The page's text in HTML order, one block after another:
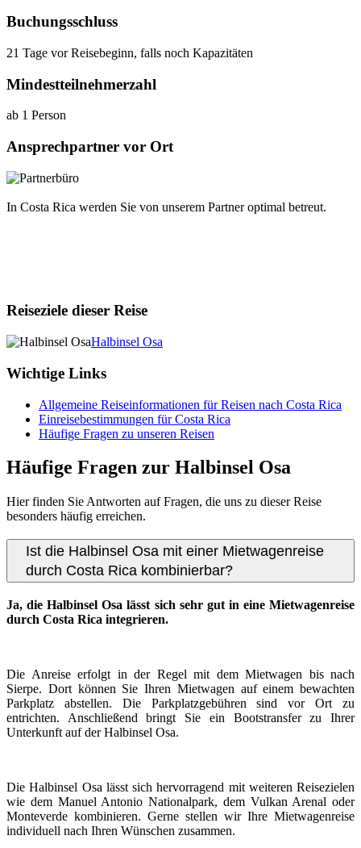
Buchungsschluss
21 Tage vor Reisebeginn, falls noch Kapazitäten
Mindestteilnehmerzahl
ab 1 Person
Ansprechpartner vor Ort
In Costa Rica werden Sie von unserem Partner optimal betreut.
Reiseziele dieser Reise
Halbinsel Osa
Wichtige Links
Allgemeine Reiseinformationen für Reisen nach Costa Rica
Einreisebestimmungen für Costa Rica
Häufige Fragen zu unseren Reisen
Häufige Fragen zur Halbinsel Osa
Hier finden Sie Antworten auf Fragen, die uns zu dieser Reise
besonders häufig erreichen.
Ist die Halbinsel Osa mit einer Mietwagenreise
durch Costa Rica kombinierbar?
Ja, die Halbinsel Osa lässt sich sehr gut in eine Mietwagenreise
durch Costa Rica integrieren.
Die Anreise erfolgt in der Regel mit dem Mietwagen bis nach
Sierpe. Dort können Sie Ihren Mietwagen auf einem bewachten
Parkplatz abstellen. Die Parkplatzgebühren sind vor Ort zu
entrichten. Anschließend bringt Sie ein Bootstransfer zu Ihrer
Unterkunft auf der Halbinsel Osa.
Die Halbinsel Osa lässt sich hervorragend mit weiteren Reisezielen
wie dem Manuel Antonio Nationalpark, dem Vulkan Arenal oder
Monteverde kombinieren. Gerne stellen wir Ihre Mietwagenreise
individuell nach Ihren Wünschen zusammen.